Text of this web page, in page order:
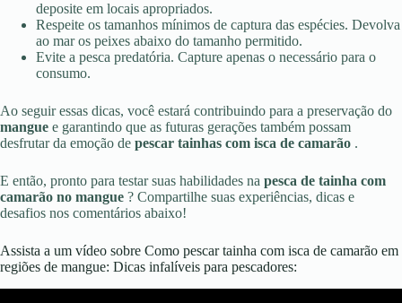
deposite em locais apropriados.
Respeite os tamanhos mínimos de captura das espécies. Devolva
ao mar os peixes abaixo do tamanho permitido.
Evite a pesca predatória. Capture apenas o necessário para o
consumo.
Ao seguir essas dicas, você estará contribuindo para a preservação do
mangue e garantindo que as futuras gerações também possam
desfrutar da emoção de pescar tainhas com isca de camarão .
E então, pronto para testar suas habilidades na pesca de tainha com
camarão no mangue ? Compartilhe suas experiências, dicas e
desafios nos comentários abaixo!
Assista a um vídeo sobre Como pescar tainha com isca de camarão em
regiões de mangue: Dicas infalíveis para pescadores: